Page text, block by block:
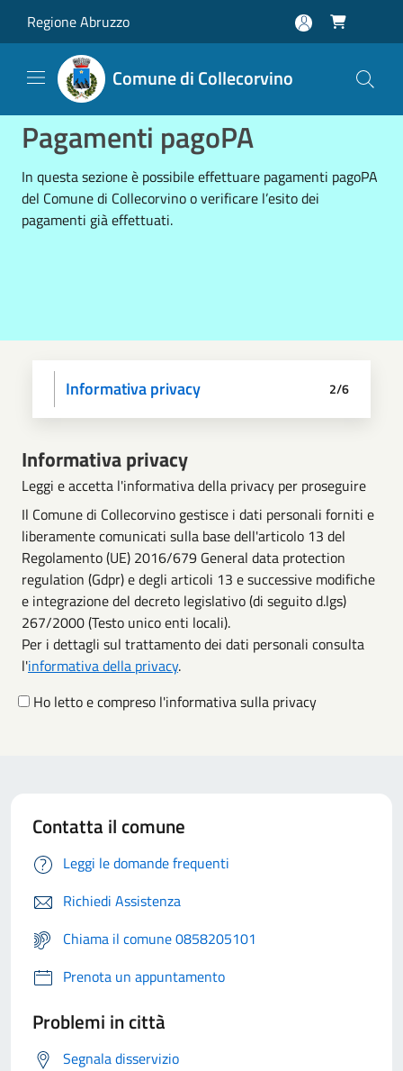
Regione Abruzzo 
Comune di Collecorvino
Pagamenti pagoPA
In questa sezione è possibile effettuare pagamenti pagoPA
del Comune di Collecorvino o verificare l’esito dei
pagamenti già effettuati.
Scegli operazione
Informativa privacy
Scegli il pagamento
Dati anagrafici
Paga
Riepilogo 2/6
Informativa privacy
Leggi e accetta l'informativa della privacy per proseguire
Il Comune di Collecorvino gestisce i dati personali forniti e
liberamente comunicati sulla base dell'articolo 13 del
Regolamento (UE) 2016/679 General data protection
regulation (Gdpr) e degli articoli 13 e successive modifiche
e integrazione del decreto legislativo (di seguito d.lgs)
267/2000 (Testo unico enti locali).
Per i dettagli sul trattamento dei dati personali consulta
l'informativa della privacy.
Ho letto e compreso l'informativa sulla privacy
Contatta il comune
Leggi le domande frequenti
Richiedi Assistenza
Chiama il comune 0858205101
Prenota un appuntamento
Problemi in città
Segnala disservizio